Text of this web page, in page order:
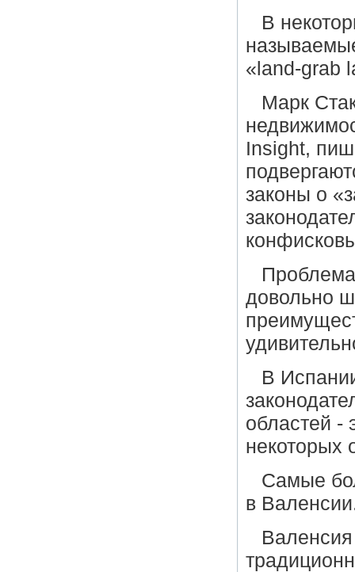
В
«land-grab
Марк
Insight,
законы о
довольно
В
областей -
некоторых
Самые
в